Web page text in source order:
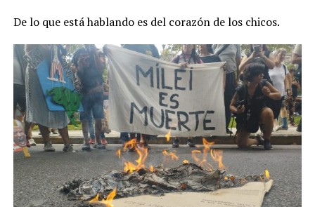
De lo que está hablando es del corazón de los chicos.